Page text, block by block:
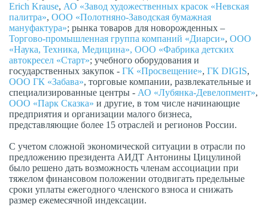
Erich Krause, АО «Завод художественных красок «Невская
палитра», ООО «Полотняно-Заводская бумажная
мануфактура»; рынка товаров для новорожденных –
Торгово-промышленная группа компаний «Диарси», ООО
«Наука, Техника, Медицина», ООО «Фабрика детских
автокресел «Старт»; учебного оборудования и
государственных закупок - ГК «Просвещение», ГК DIGIS,
ООО ГК «Забава», торговые компании, развлекательные и
специализированные центры - АО «Лубянка-Девелопмент»,
ООО «Парк Сказка» и другие, в том числе начинающие
предприятия и организации малого бизнеса,
представляющие более 15 отраслей и регионов России.
С учетом сложной экономической ситуации в отрасли по
предложению президента АИДТ Антонины Цицулиной
было решено дать возможность членам ассоциации при
тяжелом финансовом положении отодвигать предельные
сроки уплаты ежегодного членского взноса и снижать
размер ежемесячной индексации.